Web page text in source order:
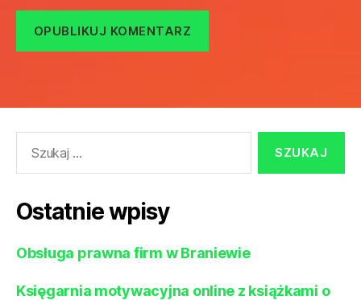
Ostatnie wpisy
Obsługa prawna firm w Braniewie
Księgarnia motywacyjna online z książkami o